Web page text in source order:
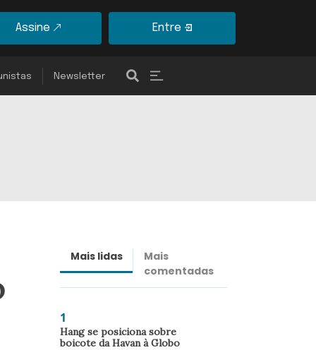
Assine Entre
Newsletter
Mais lidas
Mais
comentadas
1
Hang se posiciona sobre
boicote da Havan à Globo